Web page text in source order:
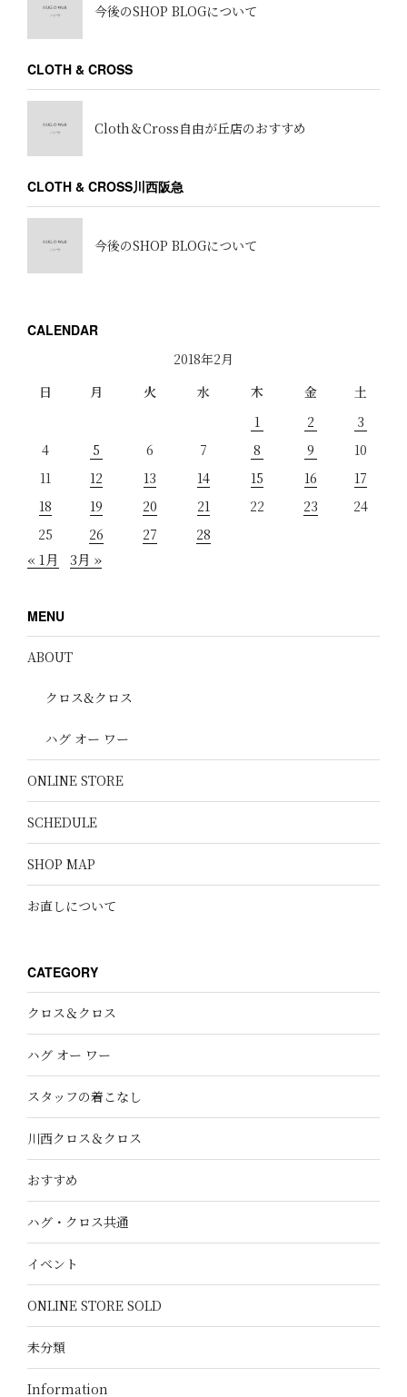
今後のSHOP BLOGについて
CLOTH & CROSS
Cloth＆Cross自由が丘店のおすすめ
CLOTH & CROSS川西阪急
今後のSHOP BLOGについて
CALENDAR
2018年2月
日
月 火 水 木 金
土
1
2
3
4
5 6 7 8 9
10
11
12 13 14 15 16
17
18
19 20 21 22 23
24
25
26 27 28
« 1月 3月 »
MENU
ABOUT
クロス&クロス
ハグ オー ワー
ONLINE STORE
SCHEDULE
SHOP MAP
お直しについて
CATEGORY
クロス＆クロス
ハグ オー ワー
スタッフの着こなし
川西クロス＆クロス
おすすめ
ハグ・クロス共通
イベント
ONLINE STORE SOLD
未分類
Information